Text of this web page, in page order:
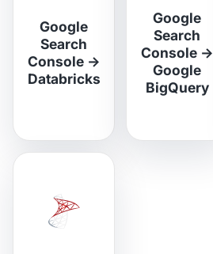
Google
Search
Console→
Databricks
Google
Search
Console→
Google
BigQuery